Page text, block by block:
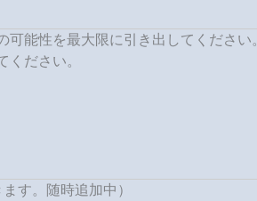
能性を最大限に引き出してください。
ださい。
す。随時追加中）